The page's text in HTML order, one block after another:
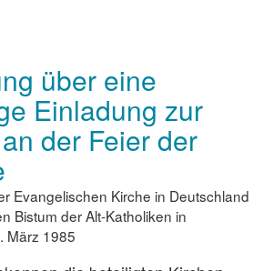
über eine
Einladung zur
der Feier der
Evangelischen Kirche in Deutschland
Bistum der Alt-Katholiken in
März 1985